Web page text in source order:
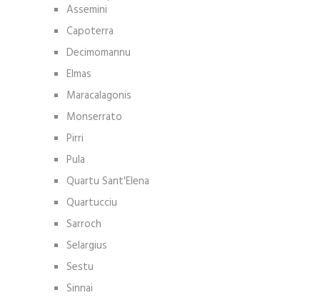
Assemini
Capoterra
Decimomannu
Elmas
Maracalagonis
Monserrato
Pirri
Pula
Quartu Sant'Elena
Quartucciu
Sarroch
Selargius
Sestu
Sinnai